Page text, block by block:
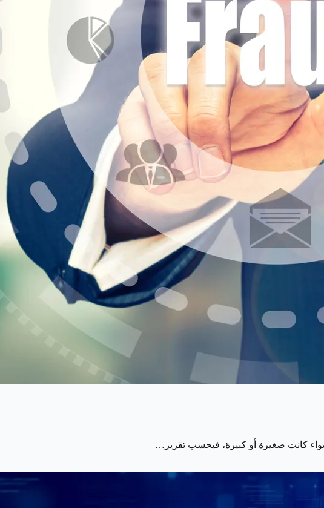
سواء كانت صغيرة أو كبيرة، فبحسب تقرير…